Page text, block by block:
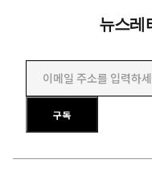
뉴스레
이메일 주소를 입력하세
구독